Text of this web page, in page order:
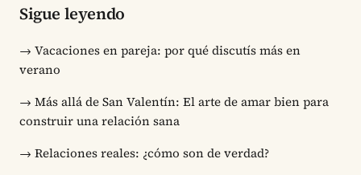
Sigue leyendo
→ Vacaciones en pareja: por qué discutís más en
verano
→ Más allá de San Valentín: El arte de amar bien para
construir una relación sana
→ Relaciones reales: ¿cómo son de verdad?